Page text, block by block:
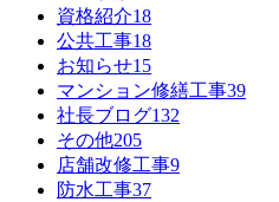
資格紹介18
公共工事18
お知らせ15
マンション修繕工事39
社長ブログ132
その他205
店舗改修工事9
防水工事37